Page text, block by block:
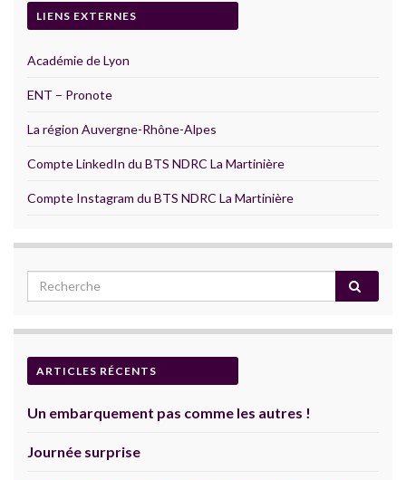
LIENS EXTERNES
Académie de Lyon
ENT – Pronote
La région Auvergne-Rhône-Alpes
Compte LinkedIn du BTS NDRC La Martinière
Compte Instagram du BTS NDRC La Martinière
ARTICLES RÉCENTS
Un embarquement pas comme les autres !
Journée surprise